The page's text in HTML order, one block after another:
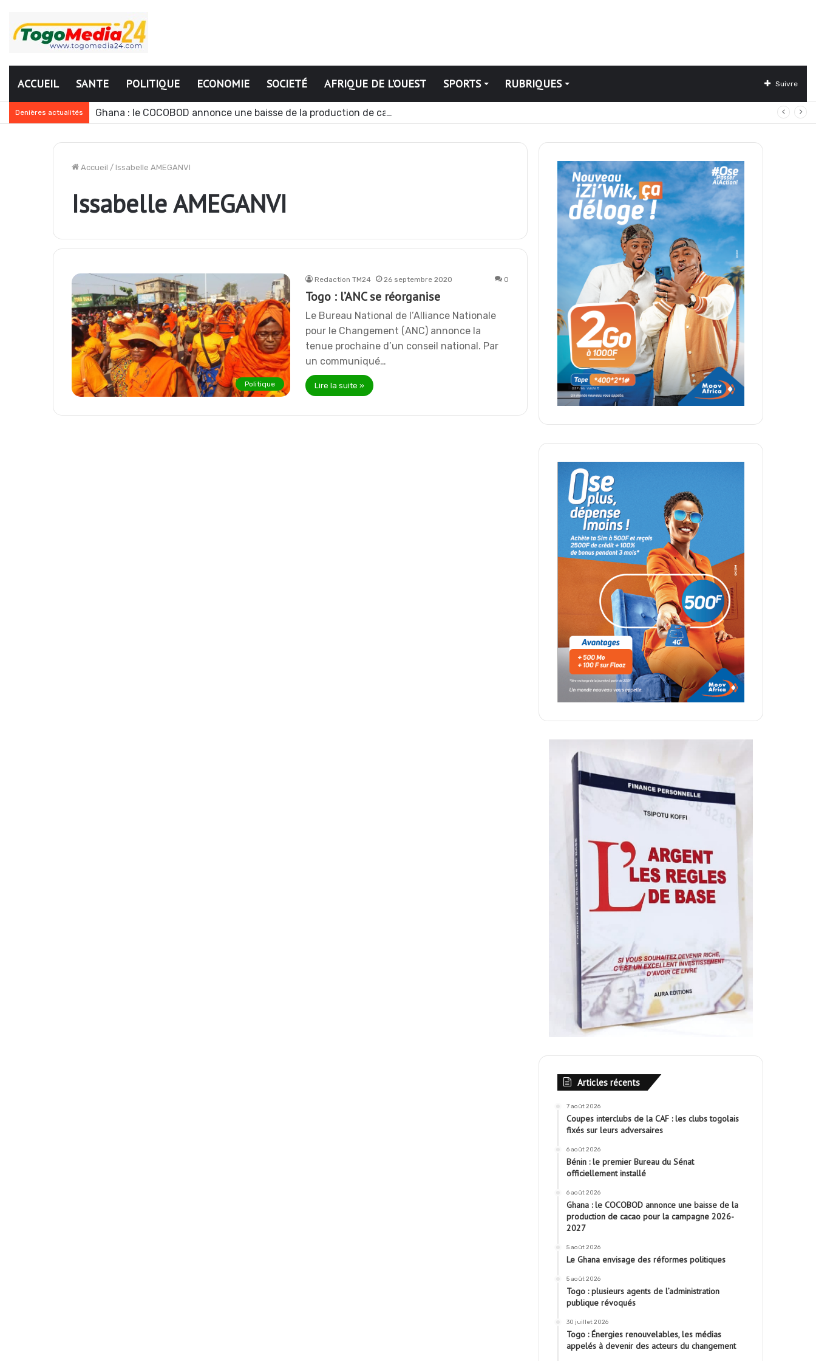
ACCUEIL SANTE POLITIQUE ECONOMIE SOCIETÉ AFRIQUE DE L’OUEST SPORTS RUBRIQUES Suivre
Denières actualités Ghana : le COCOBOD annonce une baisse de la production de cacao pour la campagne 2026-2027
Accueil / Issabelle AMEGANVI
Issabelle AMEGANVI
Politique
Redaction TM24 26 septembre 2020 0
Togo : l’ANC se réorganise
Le Bureau National de l’Alliance Nationale
pour le Changement (ANC) annonce la
tenue prochaine d’un conseil national. Par
un communiqué…
Lire la suite »
Articles récents
7 août 2026
Coupes interclubs de la CAF : les clubs togolais
fixés sur leurs adversaires
6 août 2026
Bénin : le premier Bureau du Sénat
officiellement installé
6 août 2026
Ghana : le COCOBOD annonce une baisse de la
production de cacao pour la campagne 2026-
2027
5 août 2026
Le Ghana envisage des réformes politiques
5 août 2026
Togo : plusieurs agents de l’administration
publique révoqués
30 juillet 2026
Togo : Énergies renouvelables, les médias
appelés à devenir des acteurs du changement